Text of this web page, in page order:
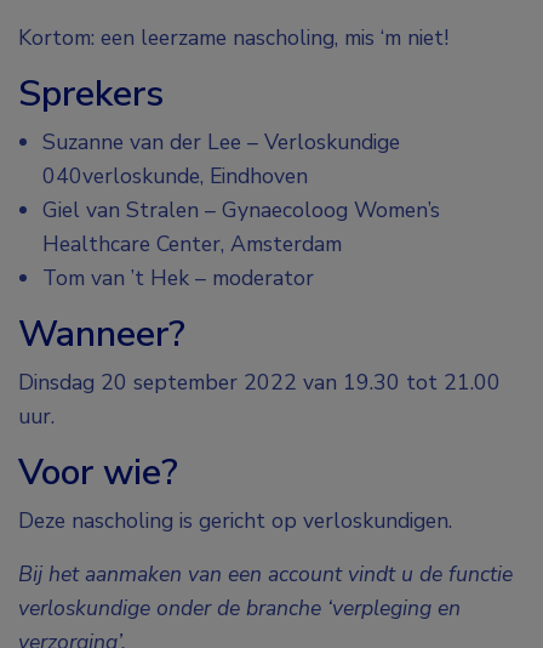
Kortom: een leerzame nascholing, mis ‘m niet!
Sprekers
Suzanne van der Lee – Verloskundige
040verloskunde, Eindhoven
Giel van Stralen – Gynaecoloog Women’s
Healthcare Center, Amsterdam
Tom van ’t Hek – moderator
Wanneer?
Dinsdag 20 september 2022 van 19.30 tot 21.00
uur.
Voor wie?
Deze nascholing is gericht op verloskundigen.
Bij het aanmaken van een account vindt u de functie
verloskundige onder de branche ‘verpleging en
verzorging’.